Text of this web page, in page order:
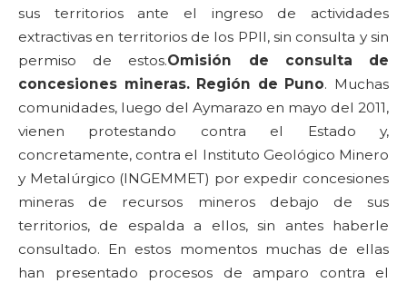
sus territorios ante el ingreso de actividades
extractivas en territorios de los PPII, sin consulta y sin
permiso de estos.Omisión de consulta de
concesiones mineras. Región de Puno. Muchas
comunidades, luego del Aymarazo en mayo del 2011,
vienen protestando contra el Estado y,
concretamente, contra el Instituto Geológico Minero
y Metalúrgico (INGEMMET) por expedir concesiones
mineras de recursos mineros debajo de sus
territorios, de espalda a ellos, sin antes haberle
consultado. En estos momentos muchas de ellas
han presentado procesos de amparo contra el